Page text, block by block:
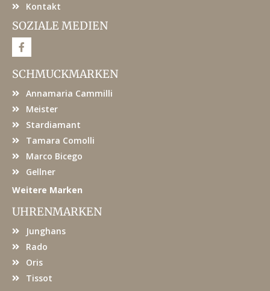
Kontakt
SOZIALE MEDIEN
F
a
e
b
o
SCHMUCKMARKEN
Annamaria Cammilli
Meister
Stardiamant
Tamara Comolli
Marco Bicego
Gellner
Weitere Marken
UHRENMARKEN
Junghans
Rado
Oris
Tissot